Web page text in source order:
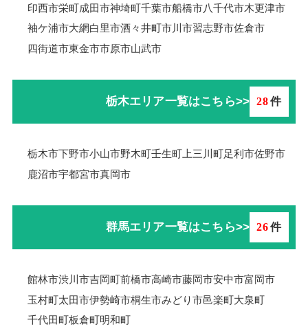
印西市栄町成田市神埼町千葉市船橋市八千代市木更津市
袖ケ浦市大網白里市酒々井町市川市習志野市佐倉市
四街道市東金市市原市山武市
栃木エリア一覧はこちら>> 28件
栃木市下野市小山市野木町壬生町上三川町足利市佐野市
鹿沼市宇都宮市真岡市
群馬エリア一覧はこちら>> 26件
館林市渋川市吉岡町前橋市高崎市藤岡市安中市富岡市
玉村町太田市伊勢崎市桐生市みどり市邑楽町大泉町
千代田町板倉町明和町